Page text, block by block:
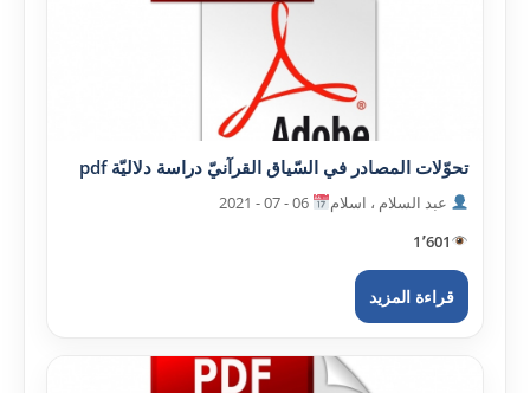
تحوّلات المصادر في السّياق القرآنيّ دراسة دلاليّة pdf
عبد السلام ، اسلام
1٬601
قراءة المزيد